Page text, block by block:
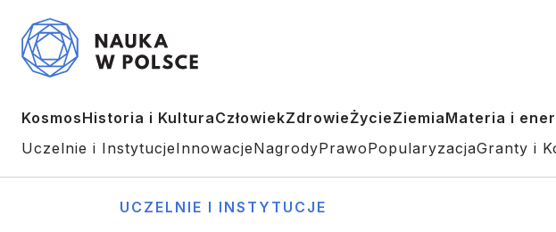
KosmosHistoria i KulturaCzłowiekZdrowieŻycieZiemiaMateria i
Uczelnie i InstytucjeInnowacjeNagrodyPrawoPopularyzacjaGranty i
UCZELNIE I INSTYTUCJE